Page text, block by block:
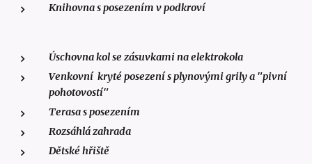
Knihovna s posezením v podkroví
Úschovna kol se zásuvkami na elektrokola
Venkovní kryté posezení s plynovými grily a "pivní
pohotovostí"
Terasa s posezením
Rozsáhlá zahrada
Dětské hřiště